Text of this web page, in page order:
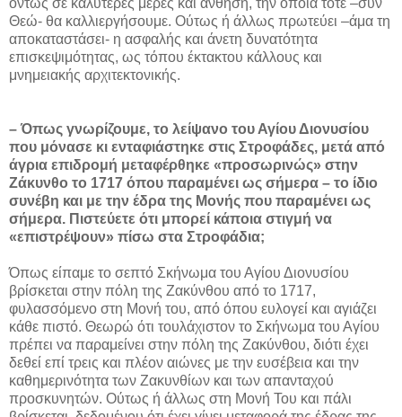
όντως σε καλύτερες μέρες και άνθηση, την οποία τότε –συν
Θεώ- θα καλλιεργήσουμε. Ούτως ή άλλως πρωτεύει –άμα τη
αποκαταστάσει- η ασφαλής και άνετη δυνατότητα
επισκεψιμότητας, ως τόπου έκτακτου κάλλους και
μνημειακής αρχιτεκτονικής.
– Όπως γνωρίζουμε, το λείψανο του Αγίου Διονυσίου
που μόνασε κι ενταφιάστηκε στις Στροφάδες, μετά από
άγρια επιδρομή μεταφέρθηκε «προσωρινώς» στην
Ζάκυνθο το 1717 όπου παραμένει ως σήμερα – το ίδιο
συνέβη και με την έδρα της Μονής που παραμένει ως
σήμερα. Πιστεύετε ότι μπορεί κάποια στιγμή να
«επιστρέψουν» πίσω στα Στροφάδια;
Όπως είπαμε το σεπτό Σκήνωμα του Αγίου Διονυσίου
βρίσκεται στην πόλη της Ζακύνθου από το 1717,
φυλασσόμενο στη Μονή του, από όπου ευλογεί και αγιάζει
κάθε πιστό. Θεωρώ ότι τουλάχιστον το Σκήνωμα του Αγίου
πρέπει να παραμείνει στην πόλη της Ζακύνθου, διότι έχει
δεθεί επί τρεις και πλέον αιώνες με την ευσέβεια και την
καθημερινότητα των Ζακυνθίων και των απανταχού
προσκυνητών. Ούτως ή άλλως στη Μονή Του και πάλι